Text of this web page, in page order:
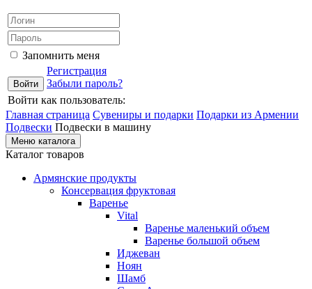
Запомнить меня
Регистрация
Забыли пароль?
Войти как пользователь:
Главная страница Сувениры и подарки Подарки из Армении
Подвески Подвески в машину
Меню каталога
Каталог товаров
Армянские продукты
Консервация фруктовая
Варенье
Vital
Варенье маленький объем
Варенье большой объем
Иджеван
Ноян
Шамб